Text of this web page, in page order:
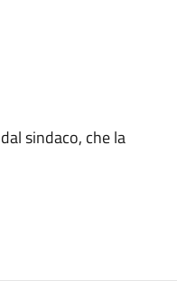
sindaco, che la